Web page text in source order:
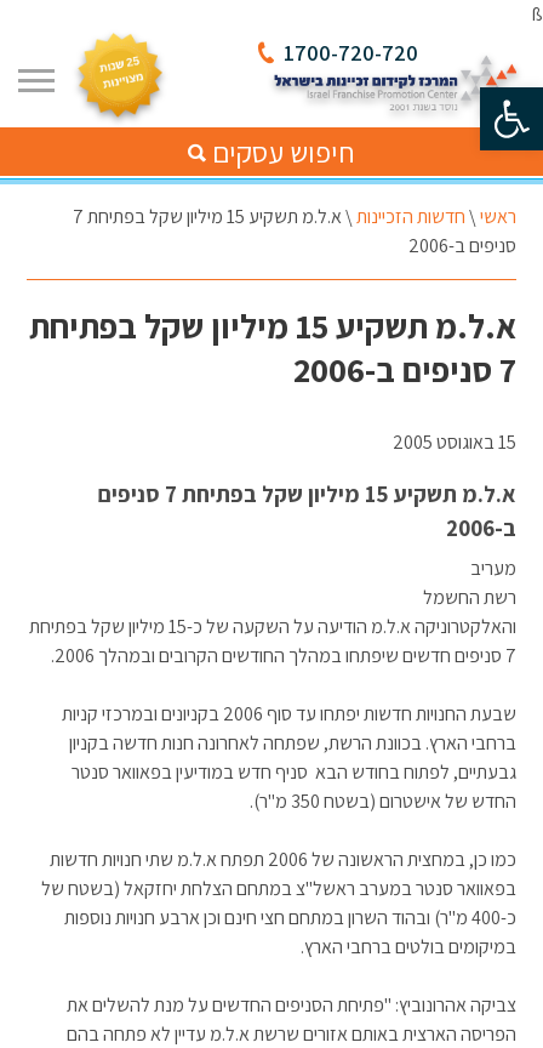
פתח סרגל נגישות
ß
1700-720-720
חיפוש עסקים
ראשי\חדשות הזכיינות\
א.ל.מ תשקיע 15 מיליון שקל בפתיחת 7
סניפים ב-2006
א.ל.מ תשקיע 15 מיליון שקל בפתיחת
7 סניפים ב-2006
15 באוגוסט 2005
א.ל.מ תשקיע 15 מיליון שקל בפתיחת 7 סניפים
ב-2006
מעריב
רשת החשמל
והאלקטרוניקה א.ל.מ הודיעה על השקעה של כ-15 מיליון שקל בפתיחת
7 סניפים חדשים שיפתחו במהלך החודשים הקרובים ובמהלך 2006.
שבעת החנויות חדשות יפתחו עד סוף 2006 בקניונים ובמרכזי קניות
ברחבי הארץ. בכוונת הרשת, שפתחה לאחרונה חנות חדשה בקניון
גבעתיים, לפתוח בחודש הבא סניף חדש במודיעין בפאוואר סנטר
החדש של אישטרום (בשטח 350 מ"ר).
כמו כן, במחצית הראשונה של 2006 תפתח א.ל.מ שתי חנויות חדשות
בפאוואר סנטר במערב ראשל"צ במתחם הצלחת יחזקאל (בשטח של
כ-400 מ"ר) ובהוד השרון במתחם חצי חינם וכן ארבע חנויות נוספות
במיקומים בולטים ברחבי הארץ.
צביקה אהרונוביץ: "פתיחת הסניפים החדשים על מנת להשלים את
הפריסה הארצית באותם אזורים שרשת א.ל.מ עדיין לא פתחה בהם